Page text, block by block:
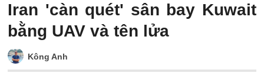
Iran 'càn quét' sân bay Kuwait
bằng UAV và tên lửa
Kông Anh